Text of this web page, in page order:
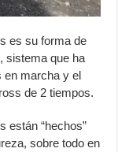
es su forma de
sistema que ha
en marcha y el
de 2 tiempos.
están “hechos”
sobre todo en